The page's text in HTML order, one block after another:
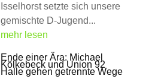
Isselhorst setzte sich unsere
gemischte D-Jugend...
mehr lesen
Ende einer Ära: Michael
Kölkebeck und Union 92
Halle gehen getrennte Wege